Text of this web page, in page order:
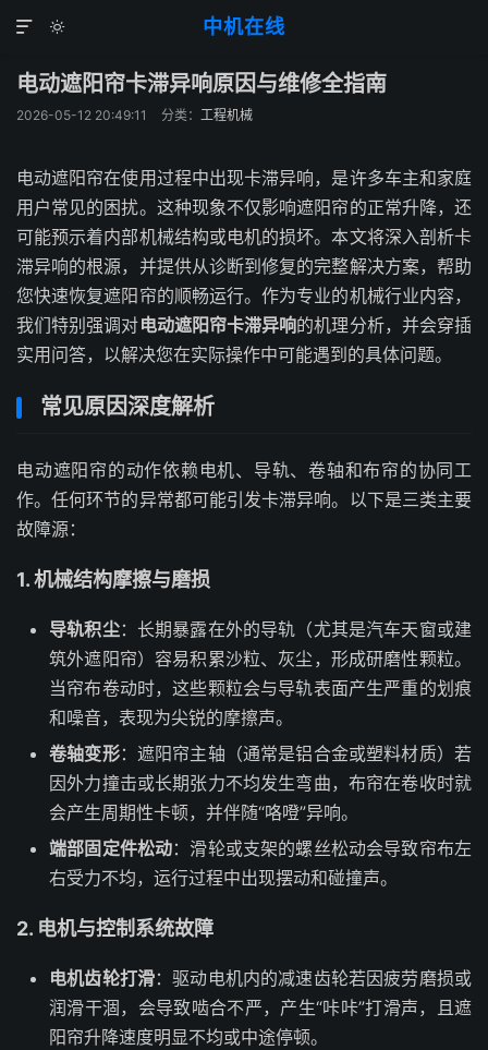
中机在线


电动遮阳帘卡滞异响原因与维修全指南
2026-05-12 20:49:11 分类： 工程机械
电动遮阳帘在使用过程中出现卡滞异响，是许多车主和家庭
用户常见的困扰。这种现象不仅影响遮阳帘的正常升降，还
可能预示着内部机械结构或电机的损坏。本文将深入剖析卡
滞异响的根源，并提供从诊断到修复的完整解决方案，帮助
您快速恢复遮阳帘的顺畅运行。作为专业的机械行业内容，
我们特别强调对电动遮阳帘卡滞异响的机理分析，并会穿插
实用问答，以解决您在实际操作中可能遇到的具体问题。
常见原因深度解析
电动遮阳帘的动作依赖电机、导轨、卷轴和布帘的协同工
作。任何环节的异常都可能引发卡滞异响。以下是三类主要
故障源：
1. 机械结构摩擦与磨损
导轨积尘：长期暴露在外的导轨（尤其是汽车天窗或建
筑外遮阳帘）容易积累沙粒、灰尘，形成研磨性颗粒。
当帘布卷动时，这些颗粒会与导轨表面产生严重的划痕
和噪音，表现为尖锐的摩擦声。
卷轴变形：遮阳帘主轴（通常是铝合金或塑料材质）若
因外力撞击或长期张力不均发生弯曲，布帘在卷收时就
会产生周期性卡顿，并伴随“咯噔”异响。
端部固定件松动：滑轮或支架的螺丝松动会导致帘布左
右受力不均，运行过程中出现摆动和碰撞声。
2. 电机与控制系统故障
电机齿轮打滑：驱动电机内的减速齿轮若因疲劳磨损或
润滑干涸，会导致啮合不严，产生“咔咔”打滑声，且遮
阳帘升降速度明显不均或中途停顿。